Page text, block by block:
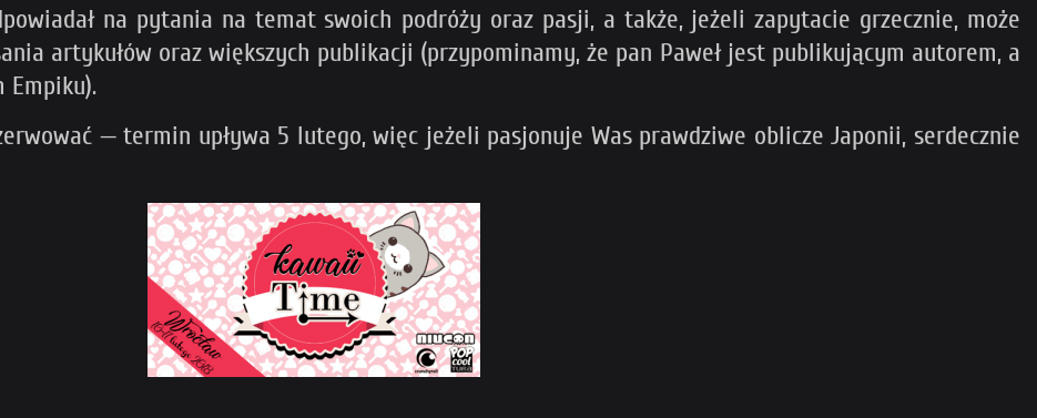
na pytania na temat swoich podróży oraz pasji, a także, jeżeli zapytacie grzecznie, może
artykułów oraz większych publikacji (przypominamy, że pan Paweł jest publikującym autorem, a
Empiku).
— termin upływa 5 lutego, więc jeżeli pasjonuje Was prawdziwe oblicze Japonii, serdecznie